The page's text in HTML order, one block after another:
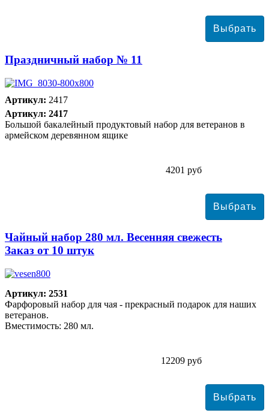
Праздничный набор № 11
Артикул: 2417
Артикул: 2417
Большой бакалейный продуктовый набор для ветеранов в
армейском деревянном ящике
4201 руб
Чайный набор 280 мл. Весенняя свежесть
Заказ от 10 штук
Артикул: 2531
Фарфоровый набор для чая - прекрасный подарок для наших
ветеранов.
Вместимость: 280 мл.
12209 руб